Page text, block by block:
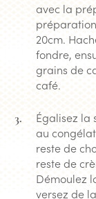
avec la
20cm.
fondre,
grains de
café.
Égalisez la
au
reste de
reste de
Démoulez
versez de